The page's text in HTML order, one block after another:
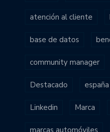
atención al cliente
base de datos
community manager
Destacado españa
Linkedin Marca
marcas automóviles